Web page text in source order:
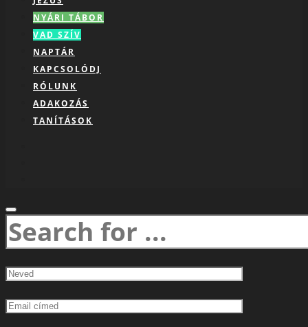
NYÁRI TÁBOR
VAD SZÍV
NAPTÁR
KAPCSOLÓDJ
RÓLUNK
ADAKOZÁS
TANÍTÁSOK